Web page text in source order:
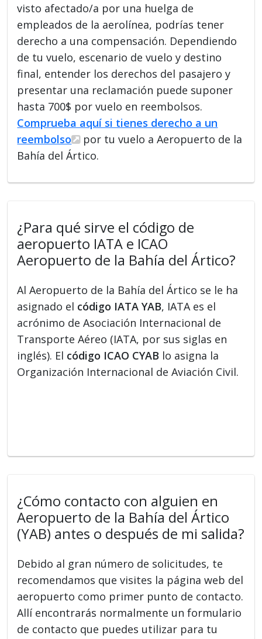
visto afectado/a por una huelga de
empleados de la aerolínea, podrías tener
derecho a una compensación. Dependiendo
de tu vuelo, escenario de vuelo y destino
final, entender los derechos del pasajero y
presentar una reclamación puede suponer
hasta 700$ por vuelo en reembolsos.
Comprueba aquí si tienes derecho a un
reembolso
por tu vuelo a Aeropuerto de la
Bahía del Ártico.
¿Para qué sirve el código de
aeropuerto IATA e ICAO
Aeropuerto de la Bahía del Ártico?
Al Aeropuerto de la Bahía del Ártico se le ha
asignado el código IATA YAB, IATA es el
acrónimo de Asociación Internacional de
Transporte Aéreo (IATA, por sus siglas en
inglés). El código ICAO CYAB lo asigna la
Organización Internacional de Aviación Civil.
¿Cómo contacto con alguien en
Aeropuerto de la Bahía del Ártico
(YAB) antes o después de mi salida?
Debido al gran número de solicitudes, te
recomendamos que visites la página web del
aeropuerto como primer punto de contacto.
Allí encontrarás normalmente un formulario
de contacto que puedes utilizar para tu